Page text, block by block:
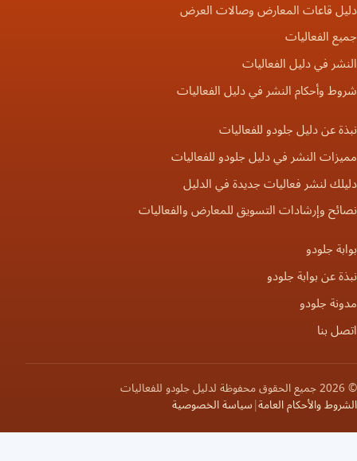
قاعات المعارض وصالات العرض
الفعاليات
في دليل الفعاليات
وأحكام النشر في دليل الفعاليات
عن دليل جلودو للفعاليات
النشر في دليل جلودو للفعاليات
لنشر فعاليات جديدة في الدليل
وإرشادات التسويق للمعارض والفعاليات
جلودو
عن بوابة جلودو
جلودو
بنا
والأحكام العامة|سياسة الخصوصية